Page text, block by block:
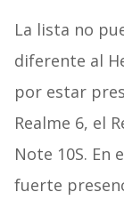
La lista no
diferente al
por estar
Realme 6, el
Note 10S. En
fuerte